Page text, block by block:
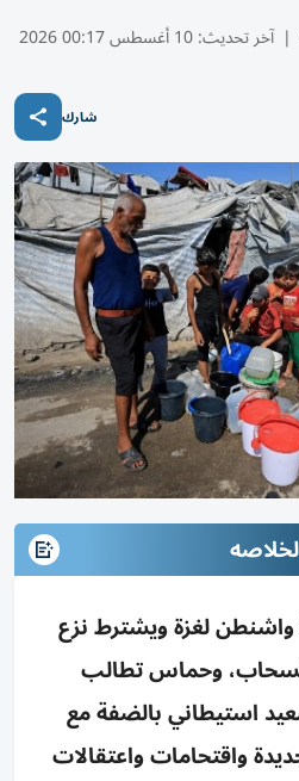
| آخر تحديث:10 أغسطس 00:17 2026
شارك
لغزة ويشترط نزع
وحماس تطالب
استيطاني بالضفة مع
واقتحامات واعتقالات